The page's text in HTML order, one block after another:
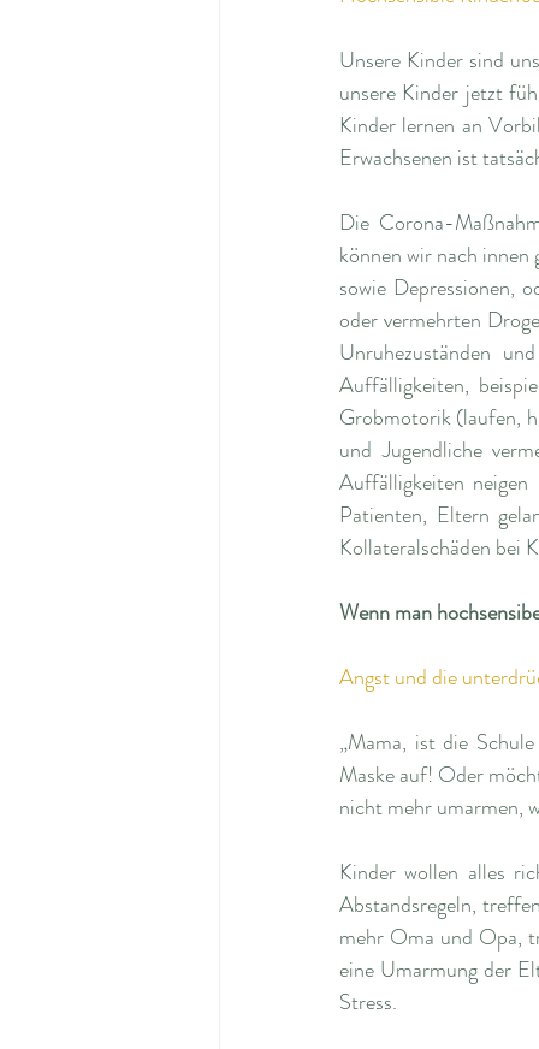
Unsere Kinder sind
unsere Kinder jetzt
Kinder lernen an
Erwachsenen ist
Die Corona-
können wir nach
sowie Depressionen,
oder vermehrten
Unruhezuständen
Auffälligkeiten,
Grobmotorik (laufen,
und Jugendliche
Auffälligkeiten
Patienten, Eltern
Kollateralschäden bei
Wenn man
Angst und die
„Mama, ist die
Maske auf! Oder
nicht mehr umarmen,
Kinder wollen alles
Abstandsregeln,
mehr Oma und Opa,
eine Umarmung der
Stress.